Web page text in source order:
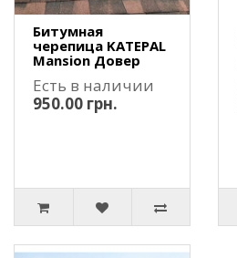
Битумная
черепица KATEPAL
Mansion Довер
Есть в наличии
950.00 грн.